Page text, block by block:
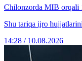
Chilonzorda MIB orqali
Shu tariqa ijro
14:28 / 10.08.2026